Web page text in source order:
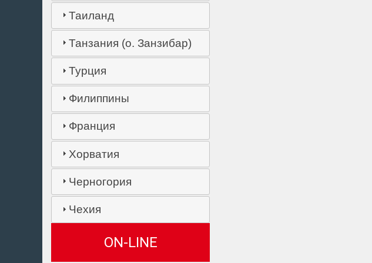
Таиланд
Танзания (о. Занзибар)
Турция
Филиппины
Франция
Хорватия
Черногория
Чехия
ON-LINE